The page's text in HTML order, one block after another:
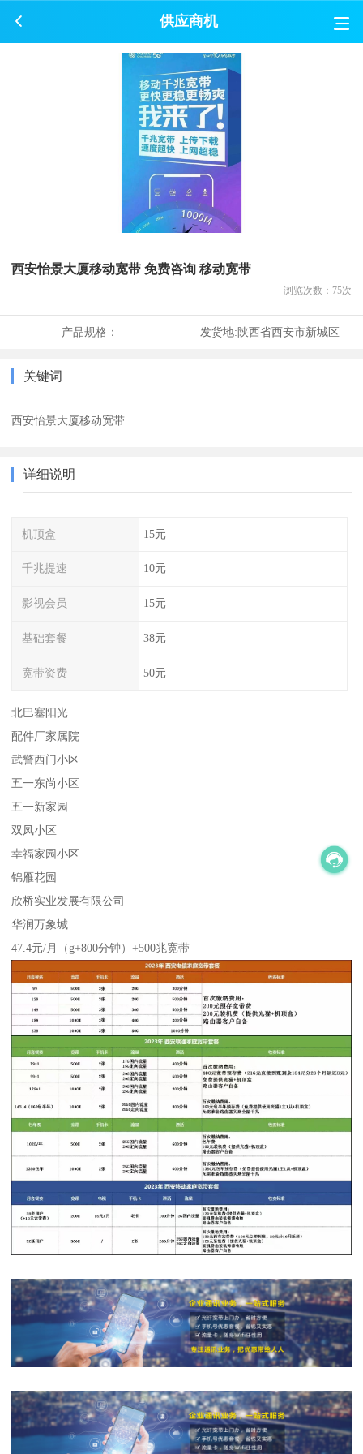
供应商机
西安怡景大厦移动宽带 免费咨询 移动宽带
浏览次数： 75次
产品规格： 发货地:陕西省西安市新城区
关键词
西安怡景大厦移动宽带
详细说明
机顶盒 15元
千兆提速 10元
影视会员 15元
基础套餐 38元
宽带资费 50元
北巴塞阳光
配件厂家属院
武警西门小区
五一东尚小区
五一新家园
双凤小区
幸福家园小区
锦雁花园
欣桥实业发展有限公司
华润万象城
47.4元/月（g+800分钟）+500兆宽带